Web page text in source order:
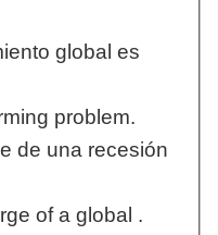
global es
problem.
de una recesión
of a global .